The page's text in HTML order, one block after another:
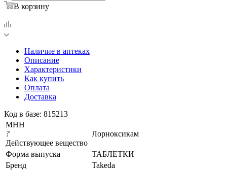
В корзину
Наличие в аптеках
Описание
Характеристики
Как купить
Оплата
Доставка
Код в базе: 815213
МНН
?
Действующее вещество
Лорноксикам
Форма выпуска
ТАБЛЕТКИ
Бренд
Takeda